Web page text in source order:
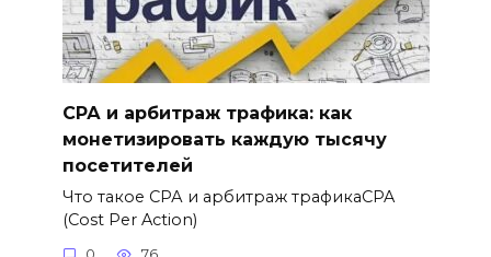
СРА и арбитраж трафика: как
монетизировать каждую тысячу
посетителей
Что такое СРА и арбитраж трафикаCPA
(Cost Per Action)